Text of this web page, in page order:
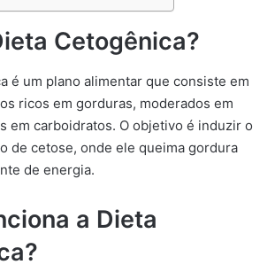
Cetogênica?
é um plano alimentar que consiste em
ricos em gorduras, moderados em
em carboidratos. O objetivo é induzir o
de cetose, onde ele queima gordura
de energia.
a Dieta